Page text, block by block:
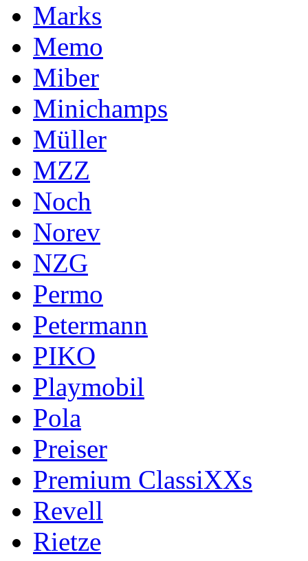
Marks
Memo
Miber
Minichamps
Müller
MZZ
Noch
Norev
NZG
Permo
Petermann
PIKO
Playmobil
Pola
Preiser
Premium ClassiXXs
Revell
Rietze